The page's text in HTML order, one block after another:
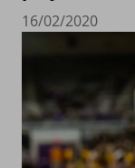
16/02/2020